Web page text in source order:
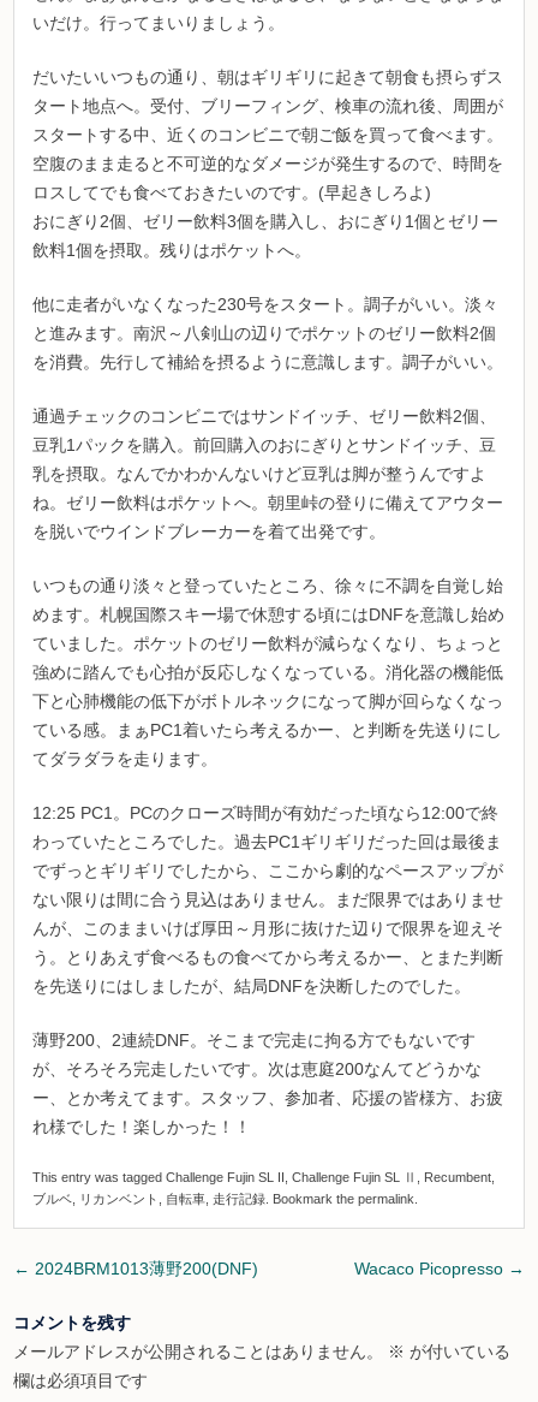
いだけ。行ってまいりましょう。
だいたいいつもの通り、朝はギリギリに起きて朝食も摂らずス
タート地点へ。受付、ブリーフィング、検車の流れ後、周囲が
スタートする中、近くのコンビニで朝ご飯を買って食べます。
空腹のまま走ると不可逆的なダメージが発生するので、時間を
ロスしてでも食べておきたいのです。(早起きしろよ)
おにぎり2個、ゼリー飲料3個を購入し、おにぎり1個とゼリー
飲料1個を摂取。残りはポケットへ。
他に走者がいなくなった230号をスタート。調子がいい。淡々
と進みます。南沢～八剣山の辺りでポケットのゼリー飲料2個
を消費。先行して補給を摂るように意識します。調子がいい。
通過チェックのコンビニではサンドイッチ、ゼリー飲料2個、
豆乳1パックを購入。前回購入のおにぎりとサンドイッチ、豆
乳を摂取。なんでかわかんないけど豆乳は脚が整うんですよ
ね。ゼリー飲料はポケットへ。朝里峠の登りに備えてアウター
を脱いでウインドブレーカーを着て出発です。
いつもの通り淡々と登っていたところ、徐々に不調を自覚し始
めます。札幌国際スキー場で休憩する頃にはDNFを意識し始め
ていました。ポケットのゼリー飲料が減らなくなり、ちょっと
強めに踏んでも心拍が反応しなくなっている。消化器の機能低
下と心肺機能の低下がボトルネックになって脚が回らなくなっ
ている感。まぁPC1着いたら考えるかー、と判断を先送りにし
てダラダラを走ります。
12:25 PC1。PCのクローズ時間が有効だった頃なら12:00で終
わっていたところでした。過去PC1ギリギリだった回は最後ま
でずっとギリギリでしたから、ここから劇的なペースアップが
ない限りは間に合う見込はありません。まだ限界ではありませ
んが、このままいけば厚田～月形に抜けた辺りで限界を迎えそ
う。とりあえず食べるもの食べてから考えるかー、とまた判断
を先送りにはしましたが、結局DNFを決断したのでした。
薄野200、2連続DNF。そこまで完走に拘る方でもないです
が、そろそろ完走したいです。次は恵庭200なんてどうかな
ー、とか考えてます。スタッフ、参加者、応援の皆様方、お疲
れ様でした！楽しかった！！
This entry was tagged Challenge Fujin SL II Challenge Fujin SL Ⅱ Recumbent,
ブルベ, リカンベント 自転車, 走行記録. Bookmark the permalink
Post
← 2024BRM1013薄野200(DNF) Wacaco Picopresso →
コメントを残す
メールアドレスが公開されることはありません。
※ が付いている
欄は必須項目です